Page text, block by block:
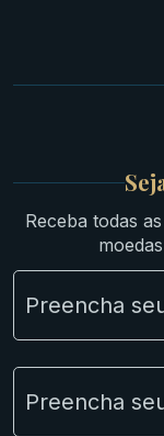
Receba todas